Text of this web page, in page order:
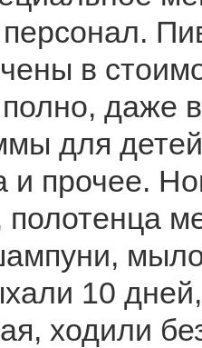
в
даже
для
и прочее.
10
ходили